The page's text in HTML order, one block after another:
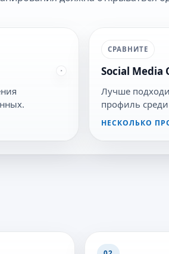
СРАВНИТЕ
Social Media
Лучше
профиль среди
НЕСКОЛЬКО